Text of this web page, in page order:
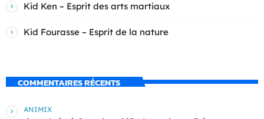
Kid Ken – Esprit des arts martiaux
Kid Fourasse – Esprit de la nature
COMMENTAIRES RÉCENTS
ANIMIX